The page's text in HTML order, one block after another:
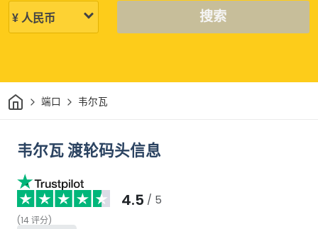
搜索
家 端口 韦尔瓦
韦尔瓦 渡轮码头信息
4.5 / 5
(14 评分)